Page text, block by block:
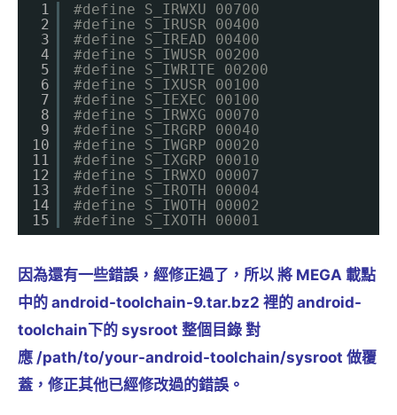
1
2
3
4
5
6
7
8
9
10
11
12
13
14
15
#define S_IRWXU 00700
#define S_IRUSR 00400
#define S_IREAD 00400
#define S_IWUSR 00200
#define S_IWRITE 00200
#define S_IXUSR 00100
#define S_IEXEC 00100
#define S_IRWXG 00070
#define S_IRGRP 00040
#define S_IWGRP 00020
#define S_IXGRP 00010
#define S_IRWXO 00007
#define S_IROTH 00004
#define S_IWOTH 00002
#define S_IXOTH 00001
因為還有一些錯誤，經修正過了，所以 將 MEGA 載點
中的 android-toolchain-9.tar.bz2 裡的 android-
toolchain下的 sysroot 整個目錄 對
應 /path/to/your-android-toolchain/sysroot 做覆
蓋，修正其他已經修改過的錯誤。